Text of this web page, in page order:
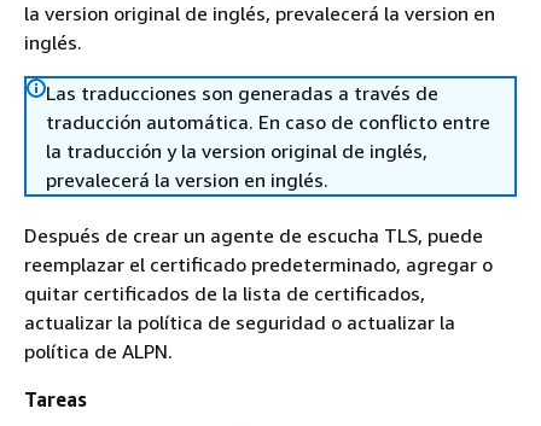
la version original de inglés, prevalecerá la version en
inglés.
Las traducciones son generadas a través de
traducción automática. En caso de conflicto entre
la traducción y la version original de inglés,
prevalecerá la version en inglés.
Después de crear un agente de escucha TLS, puede
reemplazar el certificado predeterminado, agregar o
quitar certificados de la lista de certificados,
actualizar la política de seguridad o actualizar la
política de ALPN.
Tareas